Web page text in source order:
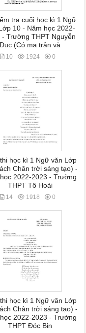
tra cuối học kì 1 Ngữ
10 - Năm học 2022-
- Trường THPT Nguyễn
Dục (Có ma trận và
10 1924 0
học kì 1 Ngữ văn Lớp
Chân trời sáng tạo) -
2022-2023 - Trường
THPT Tô Hoài
14 1918 0
học kì 1 Ngữ văn Lớp
Chân trời sáng tạo) -
2022-2023 - Trường
THPT Đóc Bin